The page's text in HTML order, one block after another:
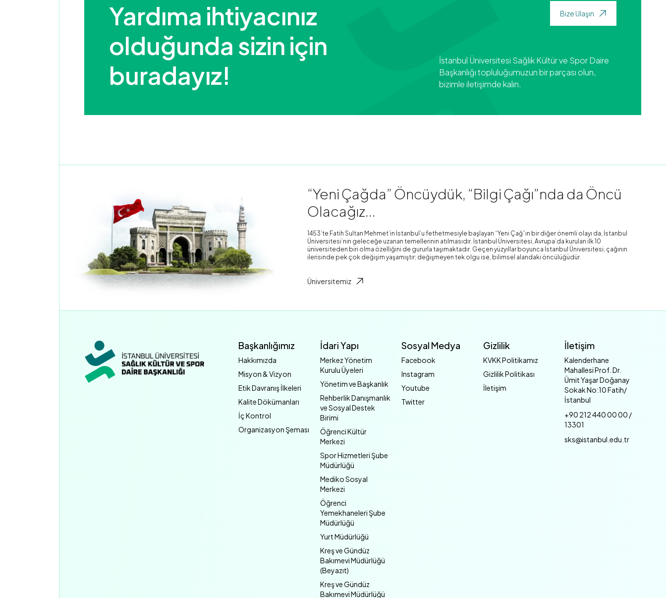
Yardıma ihtiyacınız
olduğunda sizin için
buradayız!
Bize Ulaşın
İstanbul Üniversitesi Sağlık Kültür ve Spor Daire
Başkanlığı topluluğumuzun bir parçası olun,
bizimle iletişimde kalın.
“Yeni Çağda” Öncüydük, “Bilgi Çağı”nda da Öncü
Olacağız...
1453’te Fatih Sultan Mehmet’in İstanbul’u fethetmesiyle başlayan “Yeni Çağ”ın bir diğer önemli olayı da, İstanbul
Üniversitesi’nin geleceğe uzanan temellerinin atılmasıdır. İstanbul Üniversitesi, Avrupa’da kurulan ilk 10
üniversiteden biri olma özelliğini de gururla taşımaktadır. Geçen yüzyıllar boyunca İstanbul Üniversitesi, çağının
ilerisinde pek çok değişim yaşamıştır; değişmeyen tek olgu ise, bilimsel alandaki öncülüğüdür.
Üniversitemiz
Başkanlığımız
Hakkımızda
Misyon & Vizyon
Etik Davranış İlkeleri
Kalite Dökümanları
İç Kontrol
Organizasyon Şeması
İdari Yapı
Merkez Yönetim
Kurulu Üyeleri
Yönetim ve Başkanlık
Rehberlik Danışmanlık
ve Sosyal Destek
Birimi
Öğrenci Kültür
Merkezi
Spor Hizmetleri Şube
Müdürlüğü
Mediko Sosyal
Merkezi
Öğrenci
Yemekhaneleri Şube
Müdürlüğü
Yurt Müdürlüğü
Kreş ve Gündüz
Bakımevi Müdürlüğü
(Beyazıt)
Kreş ve Gündüz
Bakımevi Müdürlüğü
Sosyal Medya
Facebook
Instagram
Youtube
Twitter
Gizlilik
KVKK Politikamız
Gizlilik Politikası
İletişim
İletişim
Kalenderhane
Mahallesi Prof. Dr.
Ümit Yaşar Doğanay
Sokak No:10 Fatih/
İstanbul
+90 212 440 00 00 /
13301
sks@istanbul.edu.tr